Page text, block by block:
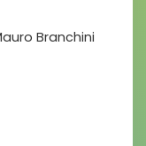
Branchini